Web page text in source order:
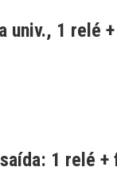
univ., 1 relé
1 relé